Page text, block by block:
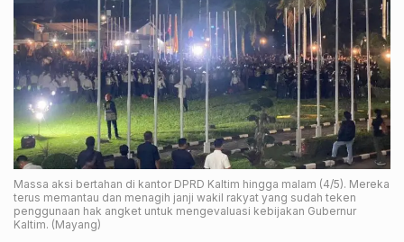
Massa aksi bertahan di kantor DPRD Kaltim hingga malam (4/5). Mereka
terus memantau dan menagih janji wakil rakyat yang sudah teken
penggunaan hak angket untuk mengevaluasi kebijakan Gubernur
Kaltim. (Mayang)